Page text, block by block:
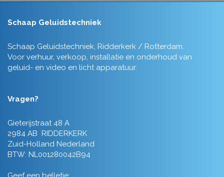
Schaap Geluidstechniek
Schaap Geluidstechniek, Ridderkerk / Rotterdam.
Voor verhuur, verkoop, installatie en onderhoud van
geluid- en video en licht apparatuur.
Vragen?
Gieterijstraat 48 A
2984 AB RIDDERKERK
Zuid-Holland Nederland
BTW: NL001280042B94